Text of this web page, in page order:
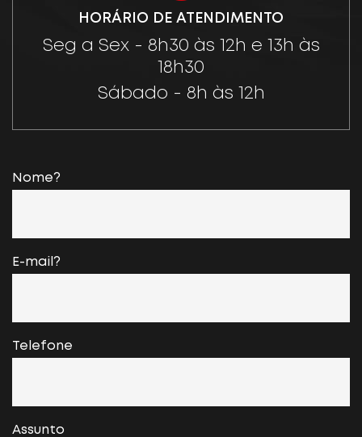
HORÁRIO DE ATENDIMENTO
Seg a Sex - 8h30 às 12h e 13h às
18h30
Sábado - 8h às 12h
Nome?
E-mail?
Telefone
Assunto